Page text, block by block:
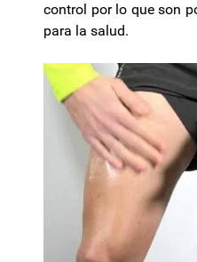
control por lo que son
para la salud.